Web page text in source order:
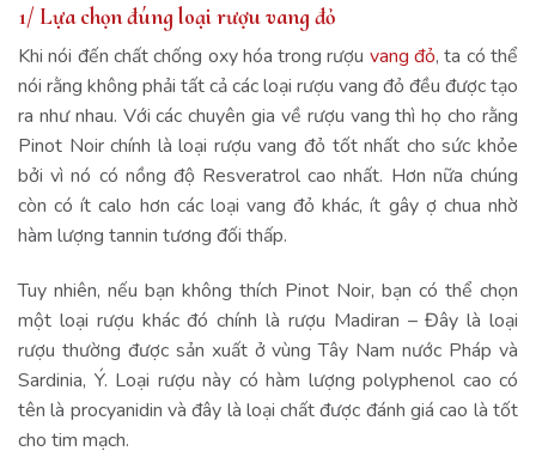
1/ Lựa chọn đúng loại rượu vang đỏ
Khi nói đến chất chống oxy hóa trong rượu vang đỏ, ta có thể
nói rằng không phải tất cả các loại rượu vang đỏ đều được tạo
ra như nhau. Với các chuyên gia về rượu vang thì họ cho rằng
Pinot Noir chính là loại rượu vang đỏ tốt nhất cho sức khỏe
bởi vì nó có nồng độ Resveratrol cao nhất. Hơn nữa chúng
còn có ít calo hơn các loại vang đỏ khác, ít gây ợ chua nhờ
hàm lượng tannin tương đối thấp.
Tuy nhiên, nếu bạn không thích Pinot Noir, bạn có thể chọn
một loại rượu khác đó chính là rượu Madiran – Đây là loại
rượu thường được sản xuất ở vùng Tây Nam nước Pháp và
Sardinia, Ý. Loại rượu này có hàm lượng polyphenol cao có
tên là procyanidin và đây là loại chất được đánh giá cao là tốt
cho tim mạch.